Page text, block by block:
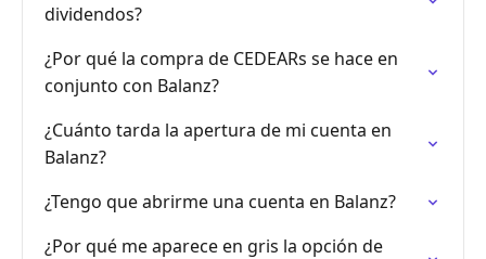
dividendos?
¿Por qué la compra de CEDEARs se hace en
conjunto con Balanz?
¿Cuánto tarda la apertura de mi cuenta en
Balanz?
¿Tengo que abrirme una cuenta en Balanz?
¿Por qué me aparece en gris la opción de